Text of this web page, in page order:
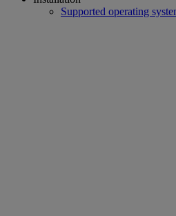
Supported operating